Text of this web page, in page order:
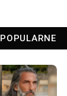
POPULARNE